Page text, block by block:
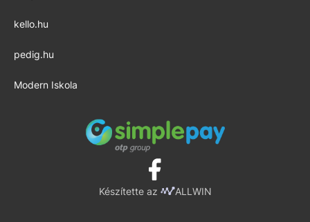
kello.hu
pedig.hu
Modern Iskola
Készítette az ALLWIN